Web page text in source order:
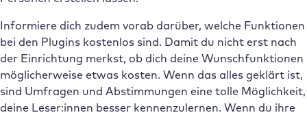
Informiere dich zudem vorab darüber, welche Funktionen
bei den Plugins kostenlos sind. Damit du nicht erst nach
der Einrichtung merkst, ob dich deine Wunschfunktionen
möglicherweise etwas kosten. Wenn das alles geklärt ist,
sind Umfragen und Abstimmungen eine tolle Möglichkeit,
deine Leser:innen besser kennenzulernen. Wenn du ihre